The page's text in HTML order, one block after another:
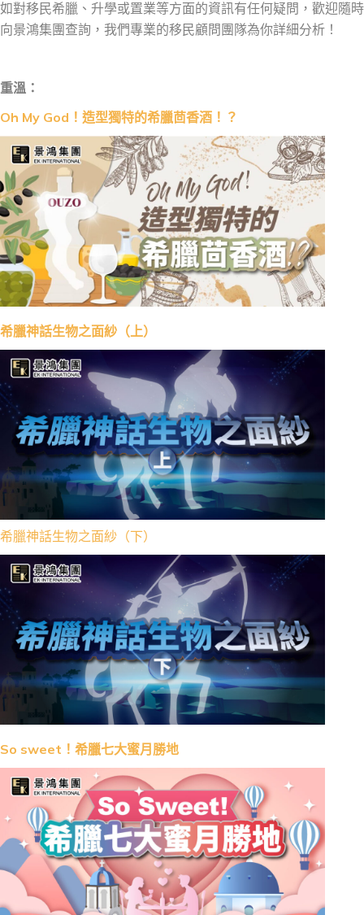
如對移民希臘、升學或置業等方面的資訊有任何疑問，歡迎隨時
向景鴻集團查詢，我們專業的移民顧問團隊為你詳細分析！
重溫：
Oh My God！造型獨特的希臘茴香酒！？
希臘神話生物之面紗（上）
希臘神話生物之面紗（下）
So sweet！希臘七大蜜月勝地